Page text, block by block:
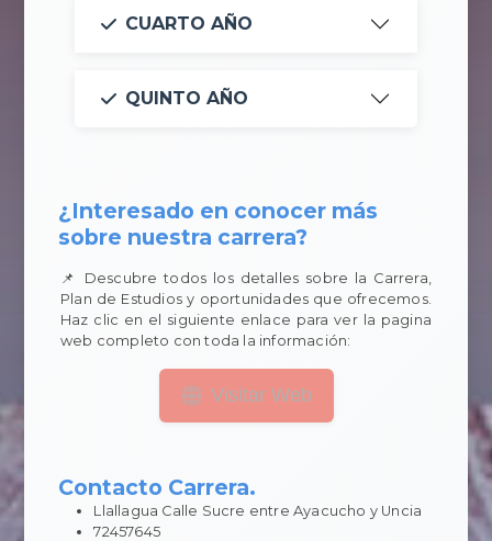
CUARTO AÑO
QUINTO AÑO
¿Interesado en conocer más
sobre nuestra carrera?
📌 Descubre todos los detalles sobre la Carrera,
Plan de Estudios y oportunidades que ofrecemos.
Haz clic en el siguiente enlace para ver la pagina
web completo con toda la información:
Visitar Web
Contacto Carrera.
Llallagua Calle Sucre entre Ayacucho y Uncia
72457645